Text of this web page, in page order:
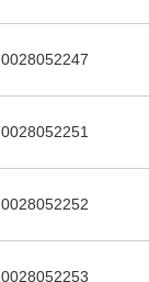
0028052247
0028052251
0028052252
0028052253